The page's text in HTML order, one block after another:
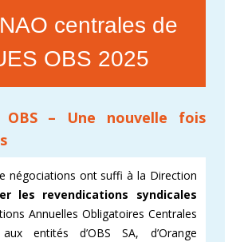
centrales de
OBS 2025
OBS – Une nouvelle fois
négociations ont suffi à la Direction
les revendications syndicales
Annuelles Obligatoires Centrales
entités d’OBS SA, d’Orange